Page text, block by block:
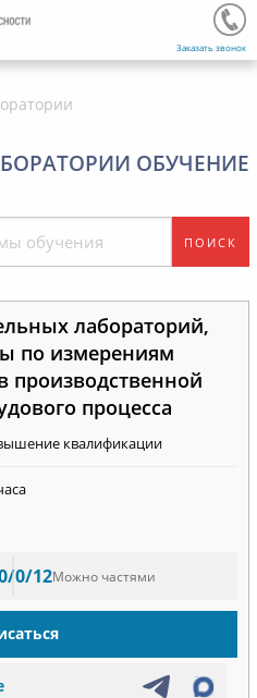
Заказать звонок
ОБУЧЕНИЕ
ПОИСК
лабораторий,
по измерениям
производственной
процесса
квалификации
0/12Можно частями